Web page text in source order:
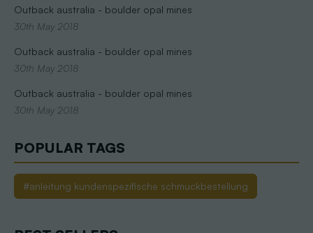
Outback australia - boulder opal mines
30th May 2018
Outback australia - boulder opal mines
30th May 2018
Outback australia - boulder opal mines
30th May 2018
POPULAR TAGS
#anleitung kundenspezifische schmuckbestellung